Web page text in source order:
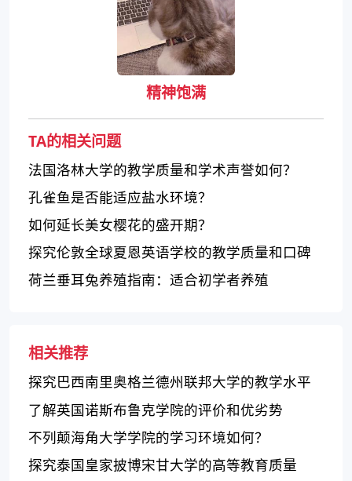
精神饱满
TA的相关问题
法国洛林大学的教学质量和学术声誉如何？
孔雀鱼是否能适应盐水环境？
如何延长美女樱花的盛开期？
探究伦敦全球夏恩英语学校的教学质量和口碑
荷兰垂耳兔养殖指南：适合初学者养殖
相关推荐
探究巴西南里奥格兰德州联邦大学的教学水平
了解英国诺斯布鲁克学院的评价和优劣势
不列颠海角大学学院的学习环境如何？
探究泰国皇家披博宋甘大学的高等教育质量